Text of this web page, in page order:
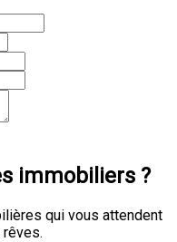
immobiliers ?
qui vous attendent